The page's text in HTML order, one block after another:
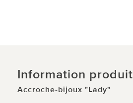
Information produit
Accroche-bijoux "Lady"